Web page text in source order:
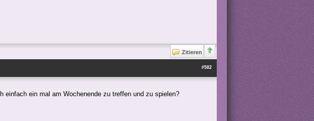
Zitieren
#582
einfach ein mal am Wochenende zu treffen und zu spielen?